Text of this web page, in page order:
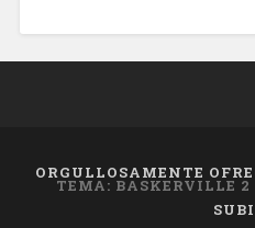
ORGULLOSAMENTE
TEMA: BASKERVILLE 2